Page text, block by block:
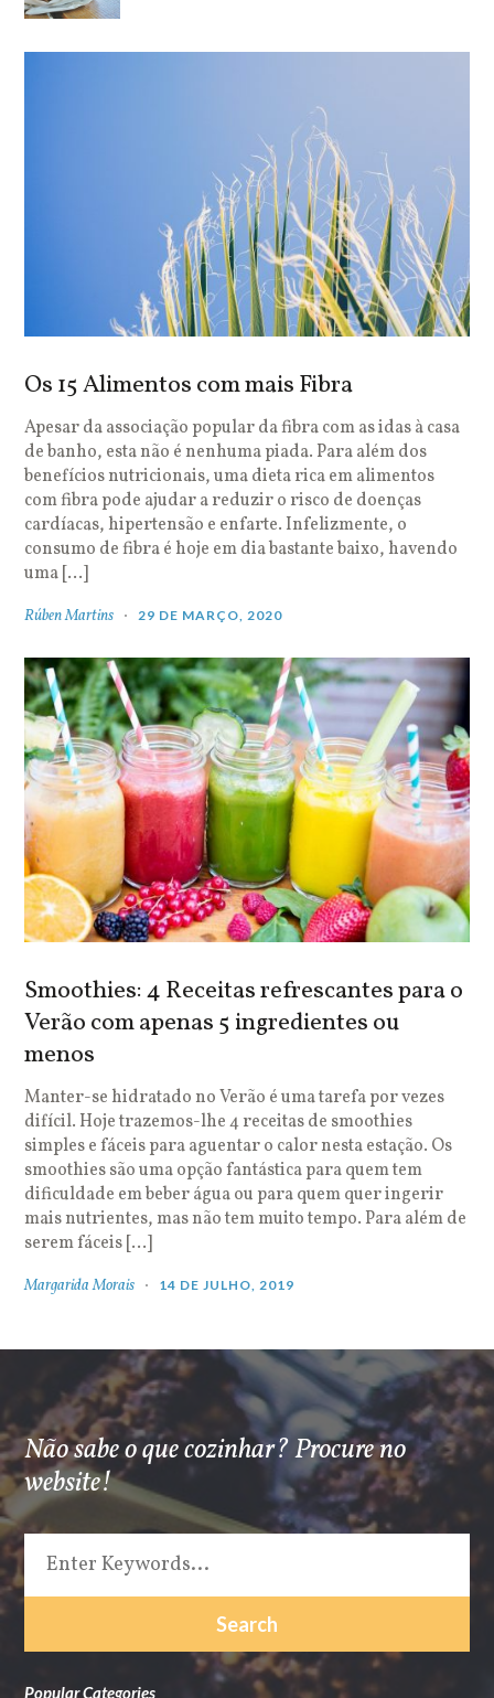
Os 15 Alimentos com mais Fibra
Apesar da associação popular da fibra com as idas à casa
de banho, esta não é nenhuma piada. Para além dos
benefícios nutricionais, uma dieta rica em alimentos
com fibra pode ajudar a reduzir o risco de doenças
cardíacas, hipertensão e enfarte. Infelizmente, o
consumo de fibra é hoje em dia bastante baixo, havendo
uma […]
Rúben Martins 29 DE MARÇO, 2020
Smoothies: 4 Receitas refrescantes para o
Verão com apenas 5 ingredientes ou
menos
Manter-se hidratado no Verão é uma tarefa por vezes
difícil. Hoje trazemos-lhe 4 receitas de smoothies
simples e fáceis para aguentar o calor nesta estação. Os
smoothies são uma opção fantástica para quem tem
dificuldade em beber água ou para quem quer ingerir
mais nutrientes, mas não tem muito tempo. Para além de
serem fáceis […]
Margarida Morais 14 DE JULHO, 2019
Não sabe o que cozinhar? Procure no
website!
Popular Categories